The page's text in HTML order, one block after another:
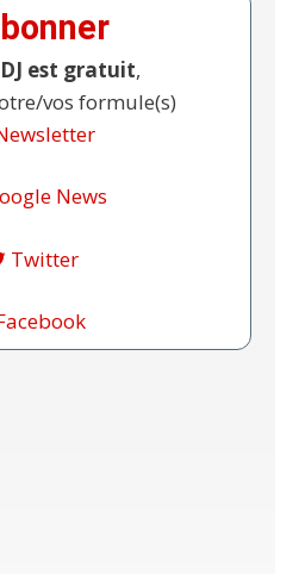
est gratuit,
vos formule(s)
News
Twitter